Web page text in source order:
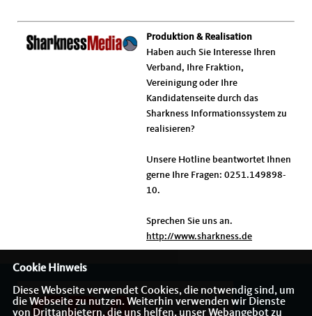
Produktion & Realisation
Haben auch Sie Interesse Ihren
Verband, Ihre Fraktion,
Vereinigung oder Ihre
Kandidatenseite durch das
Sharkness Informationssystem zu
realisieren?
Unsere Hotline beantwortet Ihnen
gerne Ihre Fragen: 0251.149898-
10.
Sprechen Sie uns an.
http://www.sharkness.de
Cookie Hinweis
Diese Webseite verwendet Cookies, die notwendig sind, um
die Webseite zu nutzen. Weiterhin verwenden wir Dienste
von Drittanbietern, die uns helfen, unser Webangebot zu